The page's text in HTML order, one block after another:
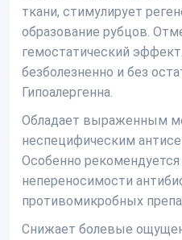
ткани, стимулирует
образование рубцов.
гемостатический
безболезненно и без
Гипоалергенна.
Обладает выраженным
неспецифическим
Особенно
непереносимости
противомикробных
Снижает болевые